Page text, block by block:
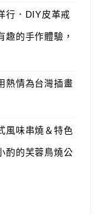
行．DIY皮革戒
趣的手作體驗，
熱情為台灣插畫
風味串燒＆特色
酌的芙蓉鳥燒公